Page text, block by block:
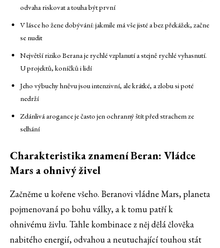
odvaha riskovat a touha být první
V lásce ho žene dobývání: jakmile má vše jisté a bez překážek, začne
se nudit
Největší riziko Berana je rychlé vzplanutí a stejně rychlé vyhasnutí.
U projektů, koníčků i lidí
Jeho výbuchy hněvu jsou intenzivní, ale krátké, a zlobu si poté
nedrží
Zdánlivá arogance je často jen ochranný štít před strachem ze
selhání
Charakteristika znamení Beran: Vládce
Mars a ohnivý živel
Začněme u kořene všeho. Beranovi vládne Mars, planeta
pojmenovaná po bohu války, a k tomu patří k
ohnivému živlu. Tahle kombinace z něj dělá člověka
nabitého energií, odvahou a neutuchající touhou stát